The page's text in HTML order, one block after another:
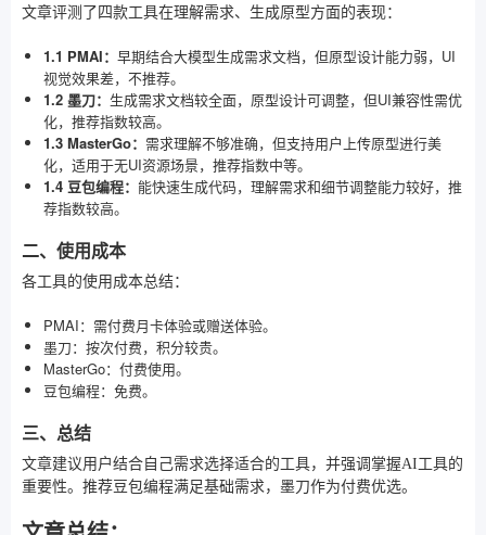
文章评测了四款工具在理解需求、生成原型方面的表现：
1.1 PMAI： 早期结合大模型生成需求文档，但原型设计能力弱，UI
视觉效果差，不推荐。
1.2 墨刀： 生成需求文档较全面，原型设计可调整，但UI兼容性需优
化，推荐指数较高。
1.3 MasterGo： 需求理解不够准确，但支持用户上传原型进行美
化，适用于无UI资源场景，推荐指数中等。
1.4 豆包编程： 能快速生成代码，理解需求和细节调整能力较好，推
荐指数较高。
二、使用成本
各工具的使用成本总结：
PMAI：需付费月卡体验或赠送体验。
墨刀：按次付费，积分较贵。
MasterGo：付费使用。
豆包编程：免费。
三、总结
文章建议用户结合自己需求选择适合的工具，并强调掌握AI工具的
重要性。推荐豆包编程满足基础需求，墨刀作为付费优选。